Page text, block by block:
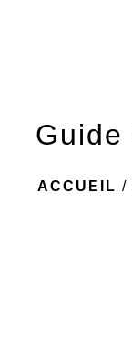
Guide
ACCUEIL /